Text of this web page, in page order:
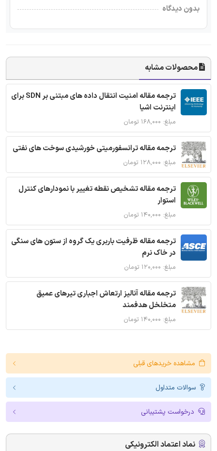
بدون دیدگاه
محصولات مشابه
ترجمه مقاله امنیت انتقال داده های مبتنی بر SDN برای
اینترنت اشیا
مبلغ: ۱۶۸,۰۰۰ تومان
ترجمه مقاله ترانسفورمیتی خورشیدی سوخت های نفتی
مبلغ: ۱۲۸,۰۰۰ تومان
ترجمه مقاله تشخیص نقطه تغییر با نمودارهای کنترل
استوار
مبلغ: ۱۴۰,۰۰۰ تومان
ترجمه مقاله ظرفیت باربری یک گروه از ستون های سنگی
در خاک نرم
مبلغ: ۱۲۰,۰۰۰ تومان
ترجمه مقاله آنالیز ارتعاش اجباری تیرهای عمیق
متخلخل هدفمند
مبلغ: ۱۴۰,۰۰۰ تومان
مشاهده خریدهای قبلی
سوالات متداول
درخواست پشتیبانی
نماد اعتماد الکترونیکی